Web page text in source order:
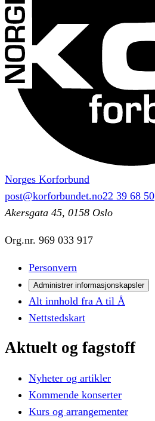
Norges Korforbund
post@korforbundet.no22 39 68 50
Akersgata 45, 0158 Oslo
Org.nr. 969 033 917
Personvern
Administrer informasjonskapsler
Alt innhold fra A til Å
Nettstedskart
Aktuelt og fagstoff
Nyheter og artikler
Kommende konserter
Kurs og arrangementer